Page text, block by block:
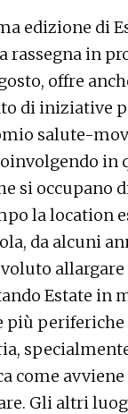
edizione di
rassegna in
offre
di iniziative
salute-
in
si occupano
la location
da alcuni
voluto
Estate in
più periferiche
come
Gli altri